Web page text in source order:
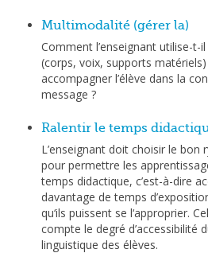
Multimodalité (gérer la)
Comment l’enseignant utilise-
(corps, voix, supports
accompagner l’élève dans la
message ?
Ralentir le temps
L’enseignant doit choisir le bon
pour permettre les
temps didactique, c’est-à-dire
davantage de temps
qu‘ils puissent se l‘approprier.
compte le degré d’accessibilité
linguistique des élèves.